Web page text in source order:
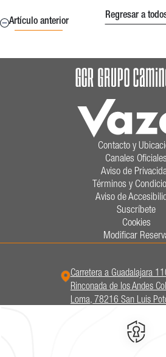
Artículo anterior
Regresar a
Contacto y
Canales Oficiales
Aviso de
Términos y
Aviso de
Suscríbete
Cookies
Modificar
Carretera a Guadalajara
Rinconada de los Andes
Loma, 78216 San Luis
México
444 102 5000